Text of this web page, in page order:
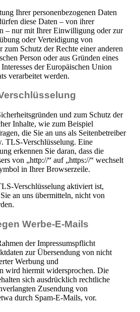
Ihrer personenbezogenen Daten
diese Daten – von ihrer
– nur mit Ihrer Einwilligung oder zur
oder Verteidigung von
zum Schutz der Rechte einer anderen
Person oder aus Gründen eines
der Europäischen Union
verarbeitet werden.
und zum Schutz der
Inhalte, wie zum Beispiel
die Sie an uns als Seitenbetreiber
TLS-Verschlüsselung. Eine
erkennen Sie daran, dass die
von „http://“ auf „https://“ wechselt
in Ihrer Browserzeile.
Verschlüsselung aktiviert ist,
an uns übermitteln, nicht von
Werbe-E-Mails
der Impressumspflicht
zur Übersendung von nicht
Werbung und
wird hiermit widersprochen. Die
sich ausdrücklich rechtliche
Zusendung von
durch Spam-E-Mails, vor.